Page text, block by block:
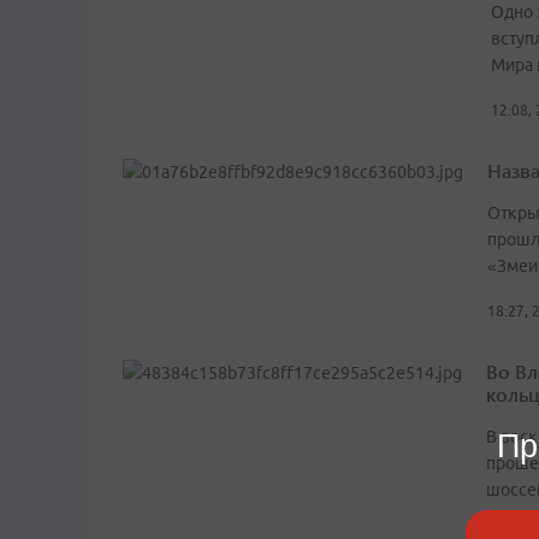
Одно
Мира
12:08,
18:27,
Во
В